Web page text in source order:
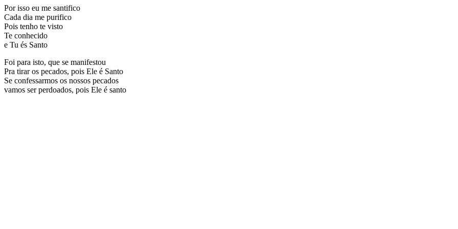
Por isso eu me santifico
Cada dia me purifico
Pois tenho te visto
Te conhecido
e Tu és Santo
Foi para isto, que se manifestou
Pra tirar os pecados, pois Ele é Santo
Se confessarmos os nossos pecados
vamos ser perdoados, pois Ele é santo